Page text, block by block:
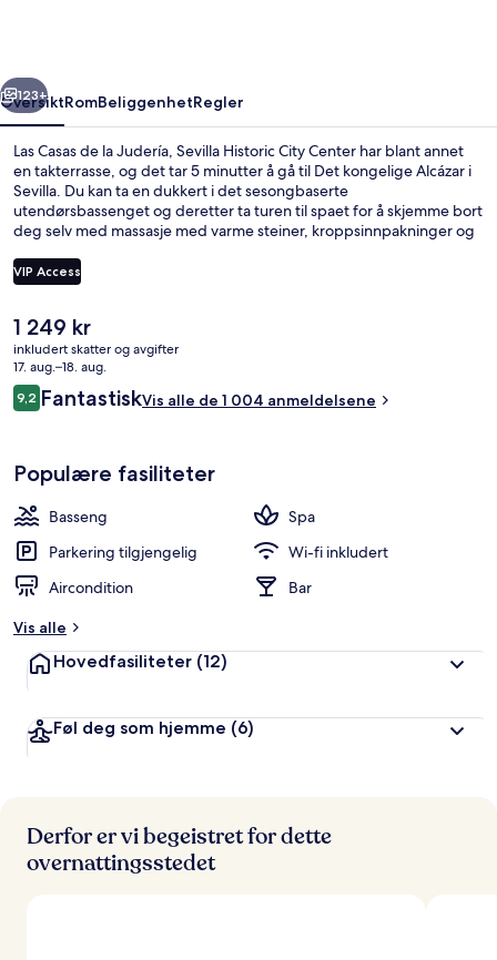
Historic
City
Center
Neste
123+
OversiktRomBeliggenhetRegler
Las Casas de la Judería, Sevilla Historic City Center har blant annet
en takterrasse, og det tar 5 minutter å gå til Det kongelige Alcázar i
Sevilla. Du kan ta en dukkert i det sesongbaserte
utendørsbassenget og deretter ta turen til spaet for å skjemme bort
deg selv med massasje med varme steiner, kroppsinnpakninger og
boutique-stil er en bassengbar, en badstue og en terrasse. Andre
reisende skryter av bassenget og den vennlige betjeningen. Du kan
trikkeholdeplass og 11 minutter å gå til Prado San Sebastián
trikkeholdeplass.
VIP Access
Den
nåværende
prisen
er
1 249 kr
1 249 kr
inkludert skatter og avgifter
17. aug.–18. aug.
Anmeldelser
9,29,2 av 10 –
FantastiskVis alle de 1 004 anmeldelsene
Populære fasiliteter
Basseng
Spa
Parkering tilgjengelig
Wi-fi inkludert
Aircondition
Bar
Vis alle
Hovedfasiliteter (12)
Føl deg som hjemme (6)
Derfor er vi begeistret for dette
overnattingsstedet